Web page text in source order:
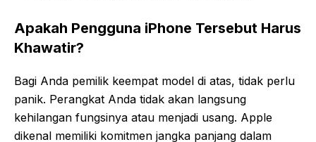
Apakah Pengguna iPhone Tersebut Harus
Khawatir?
Bagi Anda pemilik keempat model di atas, tidak perlu
panik. Perangkat Anda tidak akan langsung
kehilangan fungsinya atau menjadi usang. Apple
dikenal memiliki komitmen jangka panjang dalam